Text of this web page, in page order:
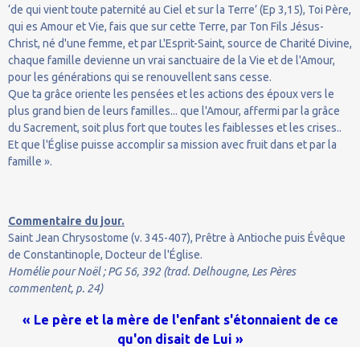
‘de qui vient toute paternité au Ciel et sur la Terre’ (Ep 3,15), Toi Père,
qui es Amour et Vie, fais que sur cette Terre, par Ton Fils Jésus-
Christ, né d'une femme, et par L'Esprit-Saint, source de Charité Divine,
chaque famille devienne un vrai sanctuaire de la Vie et de l'Amour,
pour les générations qui se renouvellent sans cesse.
Que ta grâce oriente les pensées et les actions des époux vers le
plus grand bien de leurs familles... que l'Amour, affermi par la grâce
du Sacrement, soit plus fort que toutes les faiblesses et les crises..
Et que l'Église puisse accomplir sa mission avec fruit dans et par la
famille ».
Commentaire du jour.
Saint Jean Chrysostome (v. 345-407), Prêtre à Antioche puis Évêque
de Constantinople, Docteur de l'Église.
Homélie pour Noël ; PG 56, 392 (trad. Delhougne, Les Pères
commentent, p. 24)
« Le père et la mère de l'enfant s'étonnaient de ce
qu'on disait de Lui »